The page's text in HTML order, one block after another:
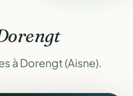
à Dorengt (Aisne).